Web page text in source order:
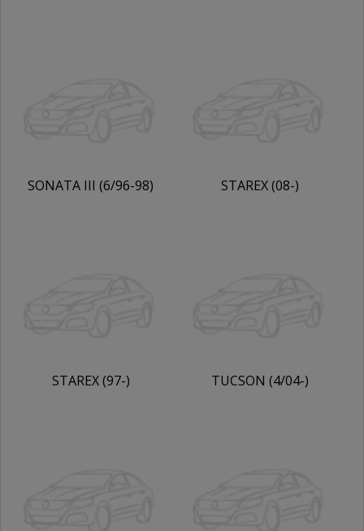
SONATA III (6/96-98) STAREX (08-)
STAREX (97-) TUCSON (4/04-)